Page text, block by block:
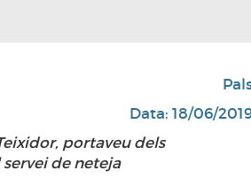
Data: 18/06/
portaveu dels
de neteja